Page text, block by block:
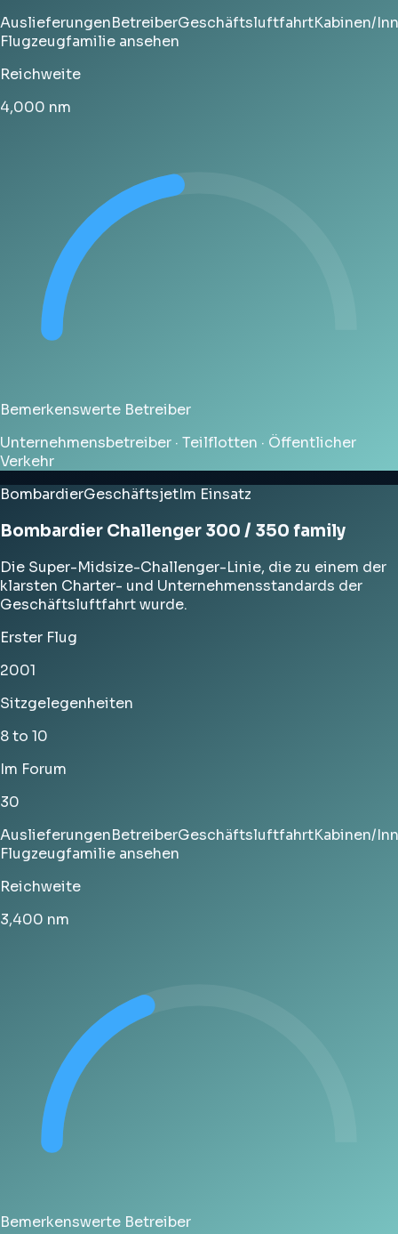
AuslieferungenBetreiberGeschäftsluftfahrtKabinen/
Flugzeugfamilie ansehen
Reichweite
4,000 nm
Bemerkenswerte Betreiber
Unternehmensbetreiber · Teilflotten · Öffentlicher
Verkehr
BombardierGeschäftsjetIm Einsatz
Bombardier Challenger 300 / 350 family
Die Super-Midsize-Challenger-Linie, die zu einem der
klarsten Charter- und Unternehmensstandards der
Geschäftsluftfahrt wurde.
Erster Flug
2001
Sitzgelegenheiten
8 to 10
Im Forum
30
AuslieferungenBetreiberGeschäftsluftfahrtKabinen/
Flugzeugfamilie ansehen
Reichweite
3,400 nm
Bemerkenswerte Betreiber